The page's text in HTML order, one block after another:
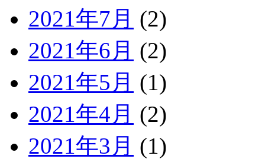
2021年7月 (2)
2021年6月 (2)
2021年5月 (1)
2021年4月 (2)
2021年3月 (1)